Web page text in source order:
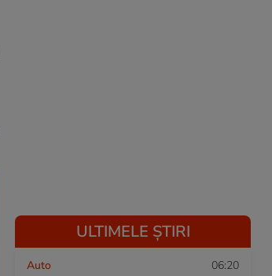
ULTIMELE ȘTIRI
Auto 06:20